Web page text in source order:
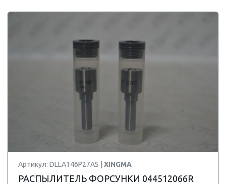
Артикул: DLLA146P27AS | XINGMA
РАСПЫЛИТЕЛЬ ФОРСУНКИ 044512066R